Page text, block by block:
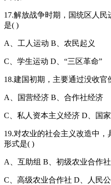
17.解放战争时期，国统区人
是( )
A、工人运动 B、农民起义
C、学生运动 D、“三区革命”
18.建国初期，主要通过没收
A、国营经济 B、合作社经济
C、私人资本主义经济 D、国
19.对农业的社会主义改造中
形式是( )
A、互助组 B、初级农业合作社
C、高级农业合作社 D、人民